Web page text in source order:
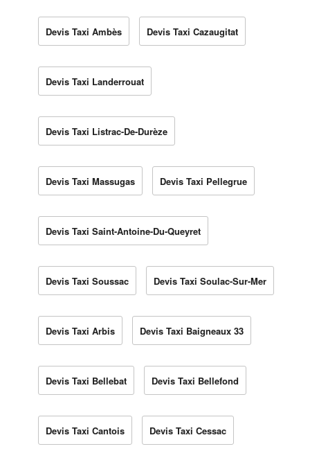
Devis Taxi Ambès Devis Taxi Cazaugitat
Devis Taxi Landerrouat
Devis Taxi Listrac-De-Durèze
Devis Taxi Massugas Devis Taxi Pellegrue
Devis Taxi Saint-Antoine-Du-Queyret
Devis Taxi Soussac Devis Taxi Soulac-Sur-Mer
Devis Taxi Arbis Devis Taxi Baigneaux 33
Devis Taxi Bellebat Devis Taxi Bellefond
Devis Taxi Cantois Devis Taxi Cessac